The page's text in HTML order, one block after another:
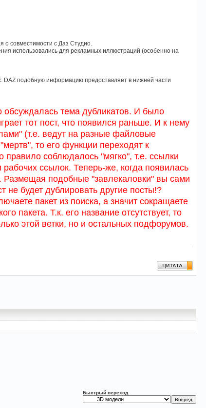
о совместимости с Даз Студио.
использовались для рекламных иллюстраций (особенно на
DAZ подобную информацию предоставляет в нижней части
тема дубликатов. И было
тот пост, что появился раньше. И к нему
(т.е. ведут на разные файловые
то его функции переходят к
соблюдалось "мягко", т.е. ссылки
ссылок. Теперь-же, когда появилась
Размещая подобные "завлекаловки" вы сами
не будет дублировать другие посты!?
пакет из поиска, а значит сокращаете
пакета. Т.к. его название отсутствует, то
этой ветки, но и остальных подфорумов.
Быстрый переход